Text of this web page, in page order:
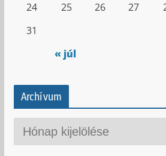
« júl
24
25 26 27
31
Archívum
r